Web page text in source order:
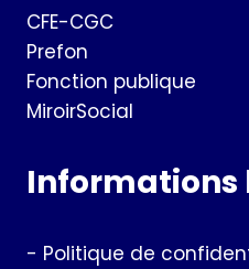
CFE-CGC
Prefon
Fonction publique
MiroirSocial
Informations
- Politique de